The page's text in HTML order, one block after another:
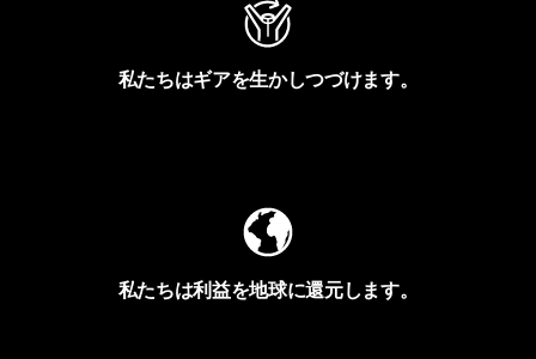
私たちはギアを生かしつづけます。
私たちは利益を地球に還元します。